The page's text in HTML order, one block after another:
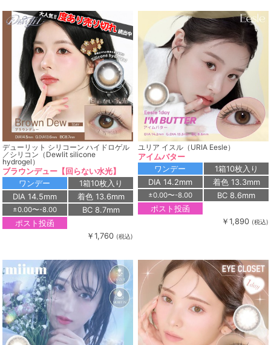
デューリット シリコーン ハイドロゲル
／シリコン（Dewlit silicone
hydrogel）
ブラウンデュー【回らない水光】
ワンデー
1箱10枚入り
DIA 14.5mm
着色 13.6mm
±0.00〜-8.00
BC 8.7mm
ポスト投函
￥1,760 (税込)
ユリア イスル（URIA Eesle）
アイムバター
ワンデー
1箱10枚入り
DIA 14.2mm
着色 13.3mm
±0.00〜-8.00
BC 8.6mm
ポスト投函
￥1,890 (税込)